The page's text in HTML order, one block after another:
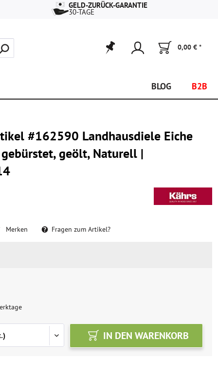
GELD-ZURÜCK-GARANTIE
30-TAGE
0,00 € *
BLOG B2B
#162590 Landhausdiele Eiche
gebürstet, geölt, Naturell |
Merken Fragen zum Artikel?
IN DEN WARENKORB